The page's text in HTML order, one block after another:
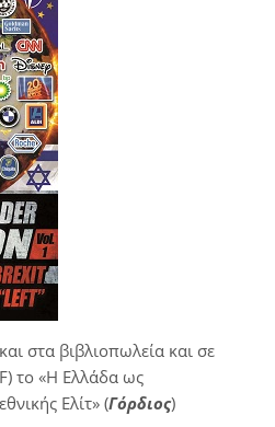
στα βιβλιοπωλεία και σε
το «Η Ελλάδα ως
Ελίτ» (Γόρδιος)